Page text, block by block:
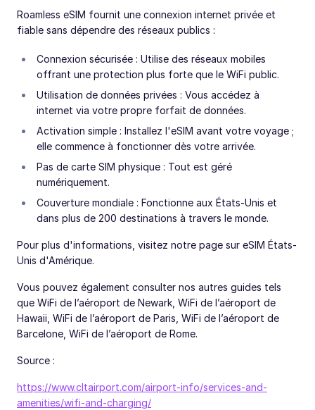
Roamless eSIM fournit une connexion internet privée et
fiable sans dépendre des réseaux publics :
Connexion sécurisée : Utilise des réseaux mobiles
offrant une protection plus forte que le WiFi public.
Utilisation de données privées : Vous accédez à
internet via votre propre forfait de données.
Activation simple : Installez l'eSIM avant votre voyage ;
elle commence à fonctionner dès votre arrivée.
Pas de carte SIM physique : Tout est géré
numériquement.
Couverture mondiale : Fonctionne aux États-Unis et
dans plus de 200 destinations à travers le monde.
Pour plus d'informations, visitez notre page sur eSIM États-
Unis d'Amérique.
Vous pouvez également consulter nos autres guides tels
que WiFi de l’aéroport de Newark, WiFi de l’aéroport de
Hawaii, WiFi de l’aéroport de Paris, WiFi de l’aéroport de
Barcelone, WiFi de l’aéroport de Rome.
Source :
https://www.cltairport.com/airport-info/services-and-
amenities/wifi-and-charging/